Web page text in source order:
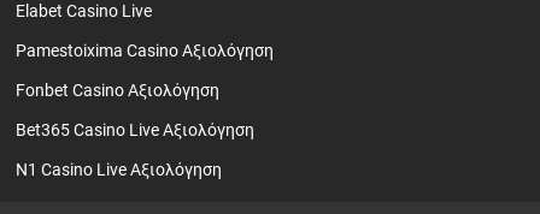
Elabet Casino Live
Pamestoixima Casino Αξιολόγηση
Fonbet Casino Αξιολόγηση
Bet365 Casino Live Αξιολόγηση
N1 Casino Live Αξιολόγηση